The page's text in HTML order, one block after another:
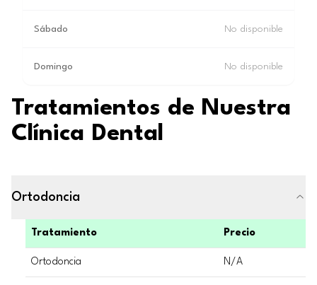
Sábado No disponible
Domingo No disponible
Tratamientos de Nuestra
Clínica Dental
Ortodoncia
Tratamiento Precio
Ortodoncia N/A